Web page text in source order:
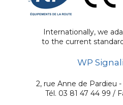
Internationally, we
to the current
WP
2, rue Anne de Pardieu
Tél. 03 81 47 44 99 /